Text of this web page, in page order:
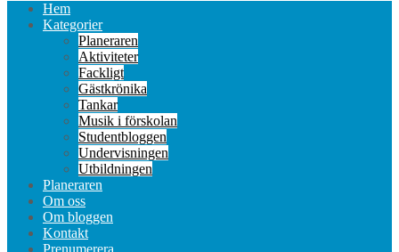
Hem
Kategorier
Planeraren
Aktiviteter
Fackligt
Gästkrönika
Tankar
Musik i förskolan
Studentbloggen
Undervisningen
Utbildningen
Planeraren
Om oss
Om bloggen
Kontakt